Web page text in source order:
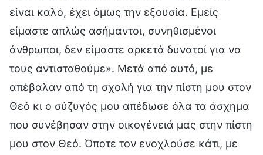
είναι καλό, έχει όμως την εξουσία. Εμείς
είμαστε απλώς ασήμαντοι, συνηθισμένοι
άνθρωποι, δεν είμαστε αρκετά δυνατοί για να
τους αντισταθούμε». Μετά από αυτό, με
απέβαλαν από τη σχολή για την πίστη μου στον
Θεό κι ο σύζυγός μου απέδωσε όλα τα άσχημα
που συνέβησαν στην οικογένειά μας στην πίστη
μου στον Θεό. Όποτε τον ενοχλούσε κάτι, με